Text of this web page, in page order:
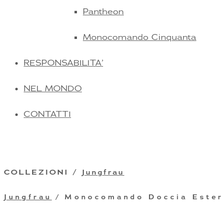
Pantheon
Monocomando Cinquanta
RESPONSABILITA’
NEL MONDO
CONTATTI
COLLEZIONI / Jungfrau
Jungfrau / Monocomando Doccia